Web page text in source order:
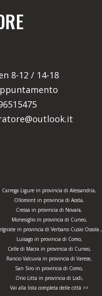
8-12 / 14-18
Carrega Ligure in provincia di Alessandria,
Ollomont in provincia di Aosta,
Cressa in provincia di Novara,
Monesiglio in provincia di Cuneo,
in provincia di Verbano Cusio Ossola ,
Luisago in provincia di Como,
Celle di Macra in provincia di Cuneo,
Rancio Valcuvia in provincia di Varese,
San Siro in provincia di Como,
Orio Litta in provincia di Lodi,
Vai alla lista completa delle città >>